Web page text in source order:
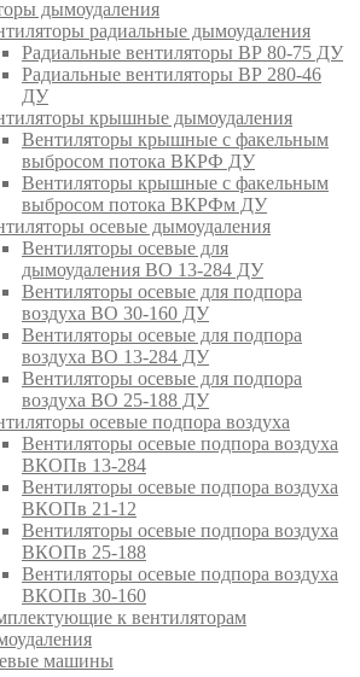
дымоудаления
радиальные дымоудаления
Радиальные вентиляторы ВР 80-75 ДУ
Радиальные вентиляторы ВР 280-46
ДУ
крышные дымоудаления
Вентиляторы крышные с факельным
выбросом потока ВКРФ ДУ
Вентиляторы крышные с факельным
выбросом потока ВКРФм ДУ
осевые дымоудаления
Вентиляторы осевые для
дымоудаления ВО 13-284 ДУ
Вентиляторы осевые для подпора
воздуха ВО 30-160 ДУ
Вентиляторы осевые для подпора
воздуха ВО 13-284 ДУ
Вентиляторы осевые для подпора
воздуха ВО 25-188 ДУ
осевые подпора воздуха
Вентиляторы осевые подпора воздуха
ВКОПв 13-284
Вентиляторы осевые подпора воздуха
ВКОПв 21-12
Вентиляторы осевые подпора воздуха
ВКОПв 25-188
Вентиляторы осевые подпора воздуха
ВКОПв 30-160
к вентиляторам
машины